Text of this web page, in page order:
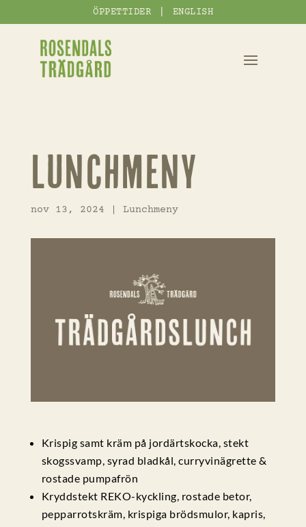
ÖPPETTIDER ENGLISH
Lunchmeny
nov 13, 2024 Lunchmeny
Krispig samt kräm på jordärtskocka, stekt
skogssvamp, syrad bladkål, curryvinägrette &
rostade pumpafrön
Kryddstekt REKO-kyckling, rostade betor,
pepparrotskräm, krispiga brödsmulor, kapris,